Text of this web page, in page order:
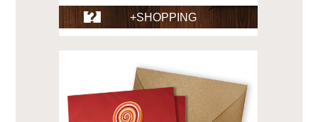
+SHOPPING